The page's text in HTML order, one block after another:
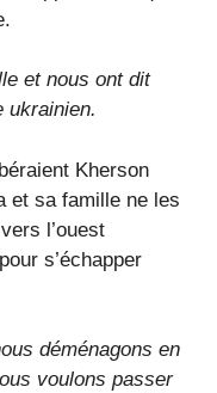
et nous ont dit
ukrainien.
Kherson
et sa famille ne les
l’ouest
s’échapper
déménagons en
voulons passer